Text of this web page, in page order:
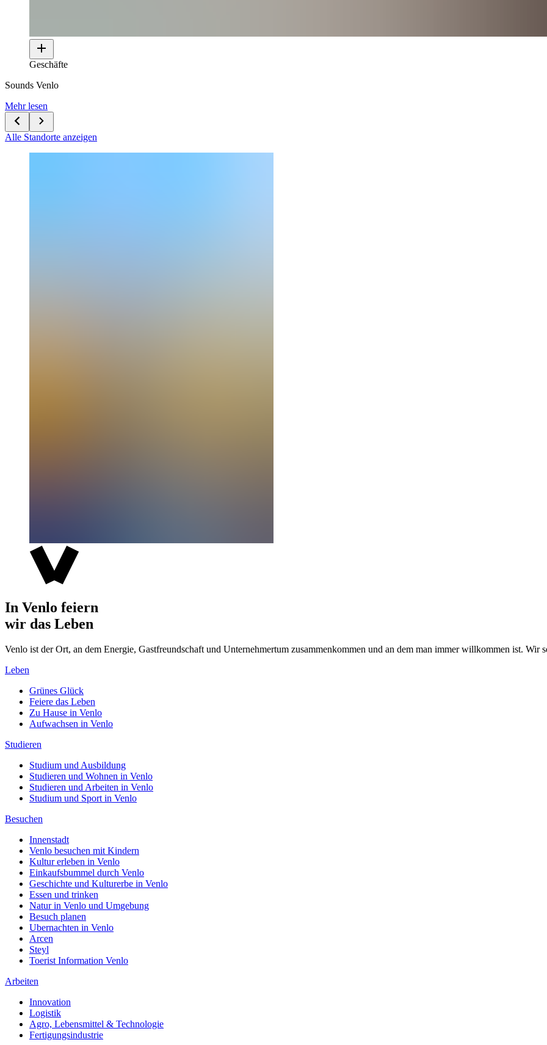
Geschäfte
Sounds Venlo
Mehr lesen
Alle Standorte anzeigen
In Venlo feiern
wir das Leben
Venlo ist der Ort, an dem Energie, Gastfreundschaft und Unternehmertum zusammenkommen und an dem man immer willkommen ist. Wir
Leben
Grünes Glück
Feiere das Leben
Zu Hause in Venlo
Aufwachsen in Venlo
Studieren
Studium und Ausbildung
Studieren und Wohnen in Venlo
Studieren und Arbeiten in Venlo
Studium und Sport in Venlo
Besuchen
Innenstadt
Venlo besuchen mit Kindern
Kultur erleben in Venlo
Einkaufsbummel durch Venlo
Geschichte und Kulturerbe in Venlo
Essen und trinken
Natur in Venlo und Umgebung
Besuch planen
Ubernachten in Venlo
Arcen
Steyl
Toerist Information Venlo
Arbeiten
Innovation
Logistik
Agro, Lebensmittel & Technologie
Fertigungsindustrie